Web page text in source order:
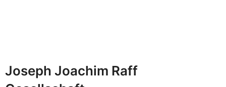
Joseph Joachim Raff